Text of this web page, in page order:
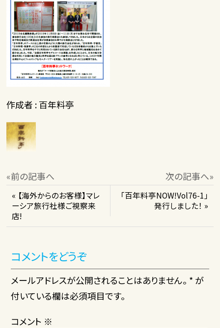
作成者 : 百年料亭
«前の記事へ 次の記事へ»
« 【海外からのお客様】マレ
ーシア旅行社様ご視察来
店!
「百年料亭NOW!Vol76-1」
発行しました！ »
コメントをどうぞ
メールアドレスが公開されることはありません。 * が
付いている欄は必須項目です。
コメント ※